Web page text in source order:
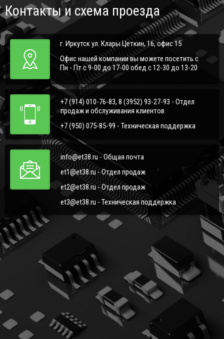
Контакты и схема проезда
г. Иркутск ул. Клары Цеткин, 16, офис 15
Офис нашей компании вы можете посетить с
Пн - Пт с 9-00 до 17-00 обед с 12-30 до 13-20
+7 (914) 010-76-83, 8 (3952) 93-27-93 - Отдел
продаж и обслуживания клиентов
+7 (950) 075-85-99 - Техническая поддержка
info@et38.ru - Общая почта
et1@et38.ru - Отдел продаж
et2@et38.ru - Отдел продаж
et3@et38.ru - Техническая поддержка